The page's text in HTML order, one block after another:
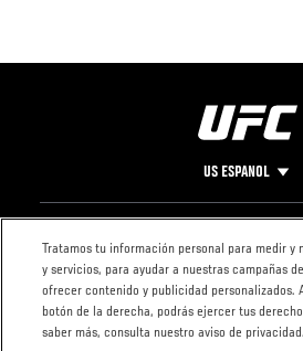
US ESPANOL
Pie
de
Página
CONTACTO
Tratamos tu información personal para medir y
y servicios, para ayudar a nuestras campañas
ofrecer contenido y publicidad personalizados.
botón de la derecha, podrás ejercer tus
saber más, consulta nuestro aviso de privacidad.